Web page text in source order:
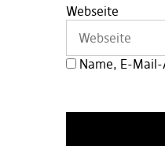
Webseite
Name, E-